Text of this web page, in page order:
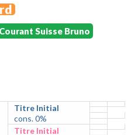
Suisse Bruno
Titre Initial
cons. 0%
Titre Initial